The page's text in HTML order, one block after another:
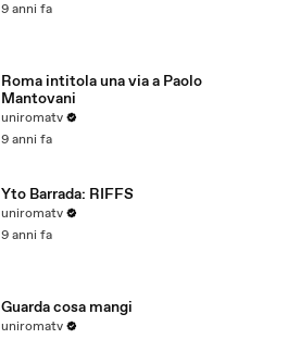
9 anni fa
Roma intitola una via a Paolo
Mantovani
uniromatv
9 anni fa
Yto Barrada: RIFFS
uniromatv
9 anni fa
Guarda cosa mangi
uniromatv